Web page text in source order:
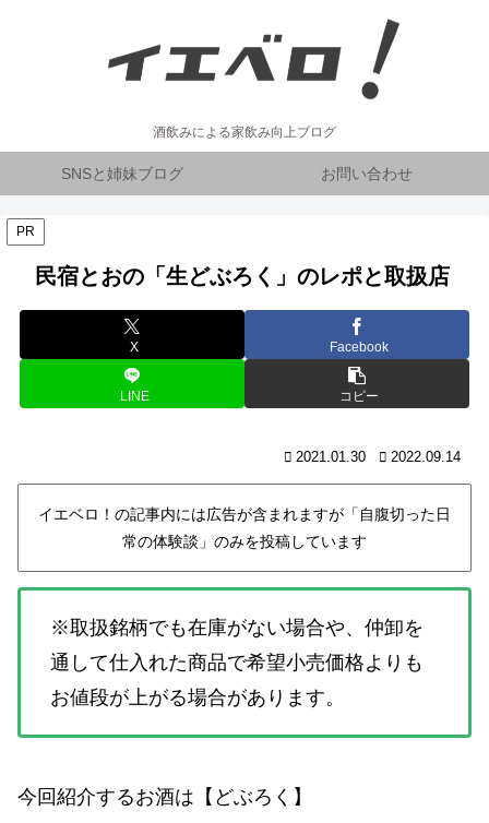
酒飲みによる家飲み向上ブログ
SNSと姉妹ブログ お問い合わせ
PR
民宿とおの「生どぶろく」のレポと取扱店
X Facebook
LINE コピー
2021.01.30 2022.09.14
イエベロ！の記事内には広告が含まれますが「自腹切った日
常の体験談」のみを投稿しています
※取扱銘柄でも在庫がない場合や、仲卸を
通して仕入れた商品で希望小売価格よりも
お値段が上がる場合があります。
今回紹介するお酒は【どぶろく】